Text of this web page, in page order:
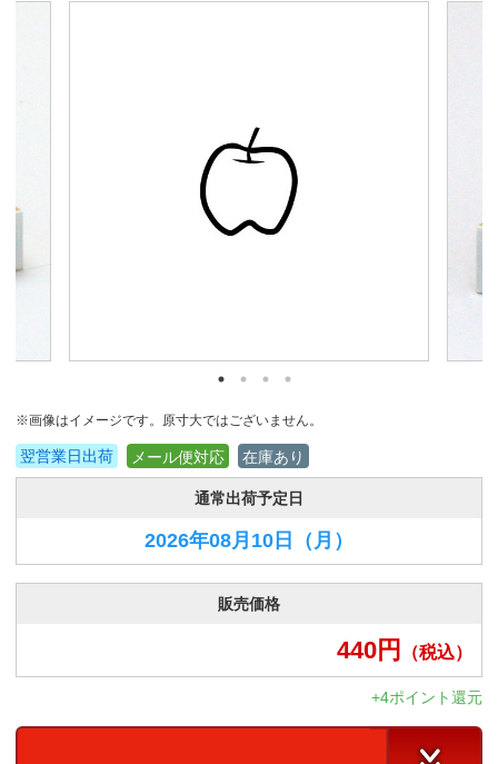
※画像はイメージです。原寸大ではございません。
翌営業日出荷 メール便対応 在庫あり
通常出荷予定日
2026年08月10日 （月）
販売価格
440円 （税込）
+4ポイント還元